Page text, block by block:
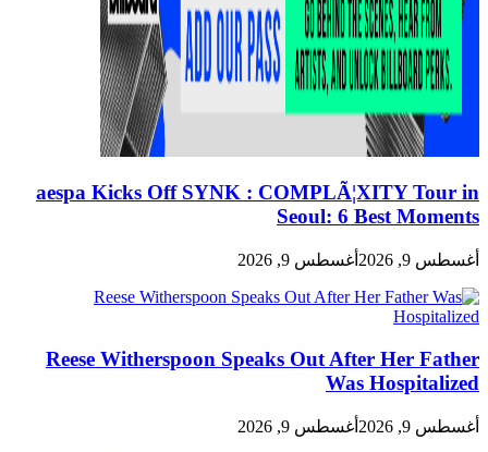
aespa Kicks Off SYNK : COMPLÃ¦XITY Tour in
Seoul: 6 Best Moments
أغسطس 9, 2026 أغسطس 9, 2026
Reese Witherspoon Speaks Out After Her Father
Was Hospitalized
أغسطس 9, 2026 أغسطس 9, 2026